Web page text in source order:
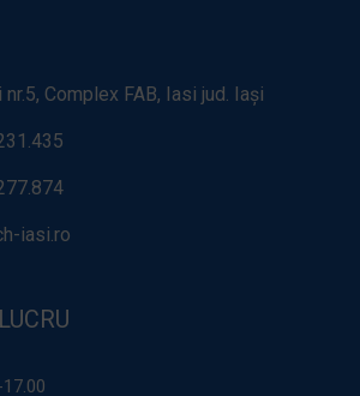
Complex FAB, Iasi jud. Iași
iasi.ro